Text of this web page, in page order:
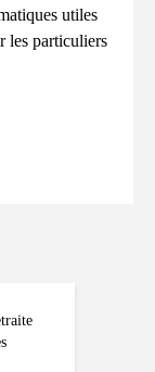
utiles
les particuliers